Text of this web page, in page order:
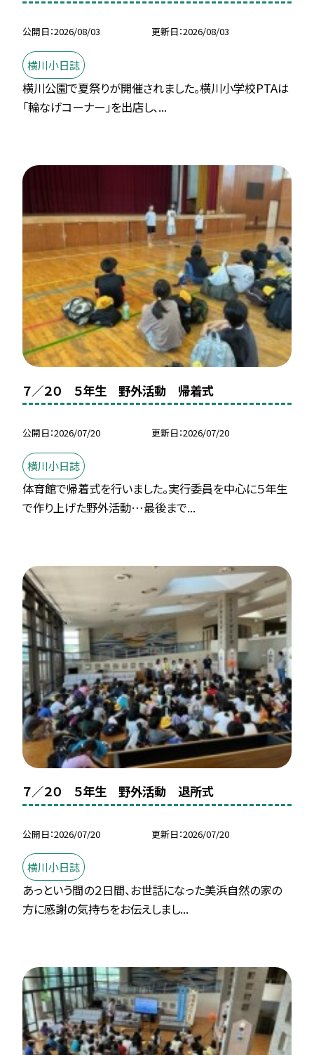
公開日 2026/08/03 更新日 2026/08/03
横川小日誌
横川公園で夏祭りが開催されました。横川小学校PTAは
「輪なげコーナー」を出店し、...
７／２０ ５年生 野外活動 帰着式
公開日 2026/07/20 更新日 2026/07/20
横川小日誌
体育館で帰着式を行いました。実行委員を中心に５年生
で作り上げた野外活動…最後まで...
７／２０ ５年生 野外活動 退所式
公開日 2026/07/20 更新日 2026/07/20
横川小日誌
あっという間の２日間、お世話になった美浜自然の家の
方に感謝の気持ちをお伝えしまし...